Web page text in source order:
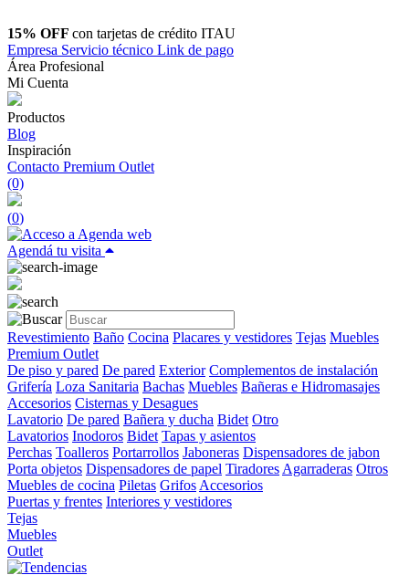
15% OFF con tarjetas de crédito ITAU
Empresa Servicio técnico Link de pago
Área Profesional
Mi Cuenta
Productos
Blog
Inspiración
Contacto Premium Outlet
(0)
(0)
Agendá tu visita
Revestimiento Baño Cocina Placares y vestidores Tejas Muebles
Premium Outlet
De piso y pared De pared Exterior Complementos de instalación
Grifería Loza Sanitaria Bachas Muebles Bañeras e Hidromasajes
Accesorios Cisternas y Desagues
Lavatorio De pared Bañera y ducha Bidet Otro
Lavatorios Inodoros Bidet Tapas y asientos
Perchas Toalleros Portarrollos Jaboneras Dispensadores de jabon
Porta objetos Dispensadores de papel Tiradores Agarraderas Otros
Muebles de cocina Piletas Grifos Accesorios
Puertas y frentes Interiores y vestidores
Tejas
Muebles
Outlet